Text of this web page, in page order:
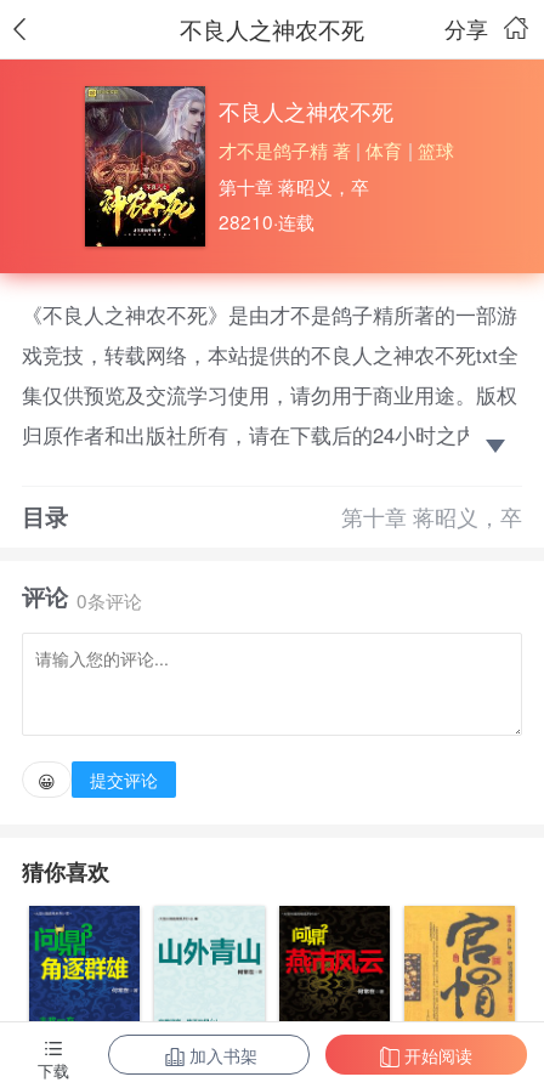
分享
不良人之神农不死
不良人之神农不死
才不是鸽子精 著 |体育 | 篮球
第十章 蒋昭义，卒
28210·连载
《不良人之神农不死》是由才不是鸽子精所著的一部游
戏竞技，转载网络，本站提供的不良人之神农不死txt全
集仅供预览及交流学习使用，请勿用于商业用途。版权
归原作者和出版社所有，请在下载后的24小时之内删
妙的就来到了唐末战乱年代，我有一个师父叫阳叔子，
师父很抠，只教我医术，不教我武功，但我并不气
馁，因为我的体质很特殊，吃药就能增长内力，毒药更
忽然有一天，我进山采药时，不小心跌落悬崖，习得
的传奇一生，才刚刚开始……书友群∶792064682
目录 第十章 蒋昭义，卒
评论 0条评论
😀 提交评论
猜你喜欢
问鼎3：角逐群 问鼎7：山外青 问鼎2：燕市风 官帽
下载
加入书架 开始阅读